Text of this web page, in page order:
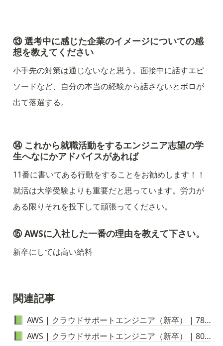
⑬ 選考中に感じた企業のイメージについての感
想を教えてください
小手先の対策は通じないなと思う。面接中に話すエピ
ソードなど、自分の本当の経験から話さないとボロが
出て落選する。
⑭ これから就職活動をするエンジニア志望の学
生へなにかアドバイスがあれば
11番に書いてある行動をすることをお勧めします！！
就活は大学受験よりも重要だと思っています。労力が
ある限りそれを投下して頑張ってください。
⑮ AWSに入社した一番の理由を教えて下さい。
新卒にしては高い給料
関連記事
AWS | クラウドサポートエンジニア （新卒） | 780万円
AWS | クラウドサポートエンジニア （新卒） | 800万円